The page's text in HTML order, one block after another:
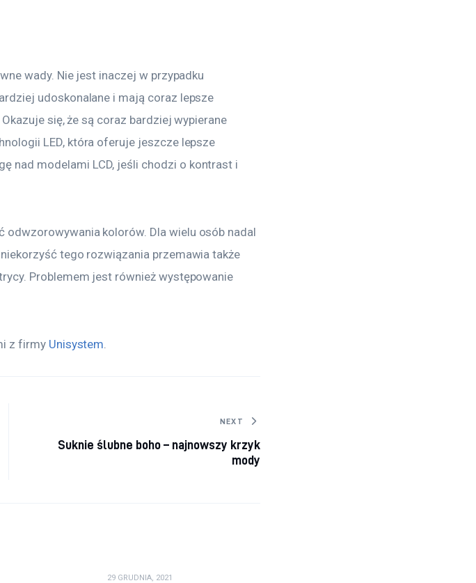
wady. Nie jest inaczej w przypadku
udoskonalane i mają coraz lepsze
się, że są coraz bardziej wypierane
LED, która oferuje jeszcze lepsze
nad modelami LCD, jeśli chodzi o kontrast i
odwzorowywania kolorów. Dla wielu osób nadal
tego rozwiązania przemawia także
Problemem jest również występowanie
z firmy Unisystem.
NEXT
Suknie ślubne boho – najnowszy krzyk
mody
29 GRUDNIA, 2021